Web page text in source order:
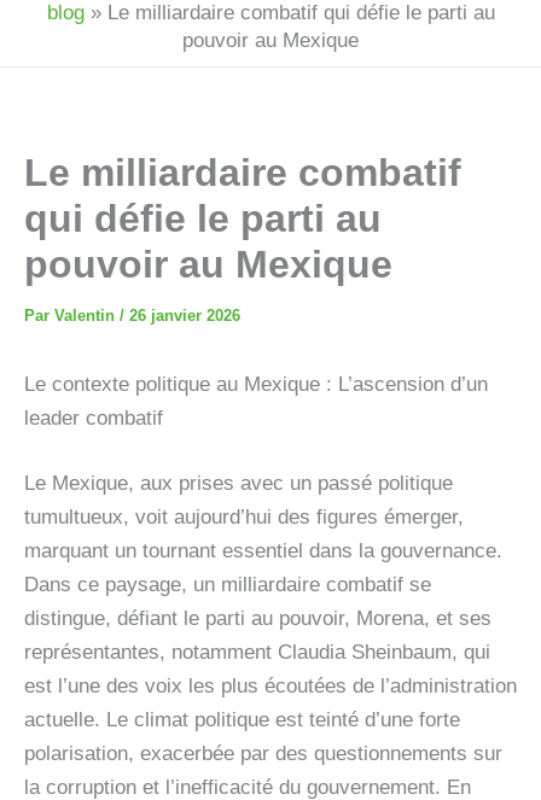
blog» Le milliardaire combatif qui défie le parti au
pouvoir au Mexique
Le milliardaire combatif
qui défie le parti au
pouvoir au Mexique
Par Valentin / 26 janvier 2026
Le contexte politique au Mexique : L’ascension d’un
leader combatif
Le Mexique, aux prises avec un passé politique
tumultueux, voit aujourd’hui des figures émerger,
marquant un tournant essentiel dans la gouvernance.
Dans ce paysage, un milliardaire combatif se
distingue, défiant le parti au pouvoir, Morena, et ses
représentantes, notamment Claudia Sheinbaum, qui
est l’une des voix les plus écoutées de l’administration
actuelle. Le climat politique est teinté d’une forte
polarisation, exacerbée par des questionnements sur
la corruption et l’inefficacité du gouvernement. En